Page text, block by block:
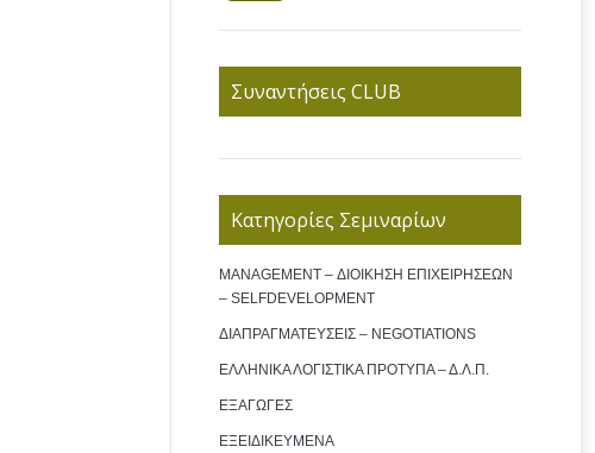
Συναντήσεις CLUB
Κατηγορίες Σεμιναρίων
MANAGEMENT – ΔΙΟΙΚΗΣΗ ΕΠΙΧΕΙΡΗΣΕΩΝ
– SELFDEVELOPMENT
ΔΙΑΠΡΑΓΜΑΤΕΥΣΕΙΣ – NEGOTIATIONS
ΕΛΛΗΝΙΚΑ ΛΟΓΙΣΤΙΚΑ ΠΡΟΤΥΠΑ – Δ.Λ.Π.
ΕΞΑΓΩΓΕΣ
ΕΞΕΙΔΙΚΕΥΜΕΝΑ